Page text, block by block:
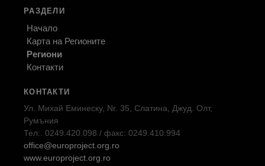
РАЗДЕЛИ
Начало
Карта на Регионите
Региони
Контакти
КОНТАКТИ
Ул. Михай Еминеску, Nr. 35, Слатина, Джуд. Олт,
Румъния
Тел:. 0249.420.098 / факс: 0249.410.994
office@europroject.org.ro
www.europroject.org.ro